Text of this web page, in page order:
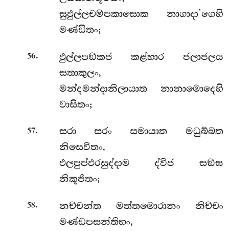
සුඵුල්ලචම්පකාසොක නාගාදා’ගෙහි
මණ්ඩිතං;
56.
ඵුල්ලපඞ්කජ කළ්හාර ජලාජලය
සතාකුලං,
මන්දමන්දානිලායාත නානාමොදෙහි
වාසිතං;
57.
සරා සරං සමායාත මධුබ්බත
නිසෙවිතං,
ඵලපුප්ඵරසුද්දාම ද්විජ සඞ්ඝ
නිකූජිතං;
58.
නච්චන්ත මත්තමොරානං නිච්චං
මණ්ඩපසන්තිභං,